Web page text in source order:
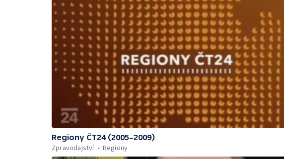
Regiony ČT24 (2005–2009)
Zpravodajství
Regiony